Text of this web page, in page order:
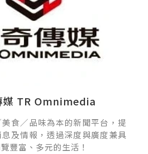
媒 TR Omnimedia
食／品味為本的新聞平台，提
及情報，透過深度與廣度兼具
豐富、多元的生活！